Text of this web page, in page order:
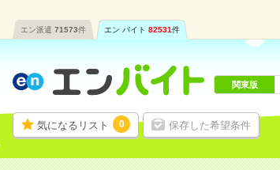
エン派遣 71573件 エン バイト 82531件
気になるリスト 0 保存した希望条件
関東版